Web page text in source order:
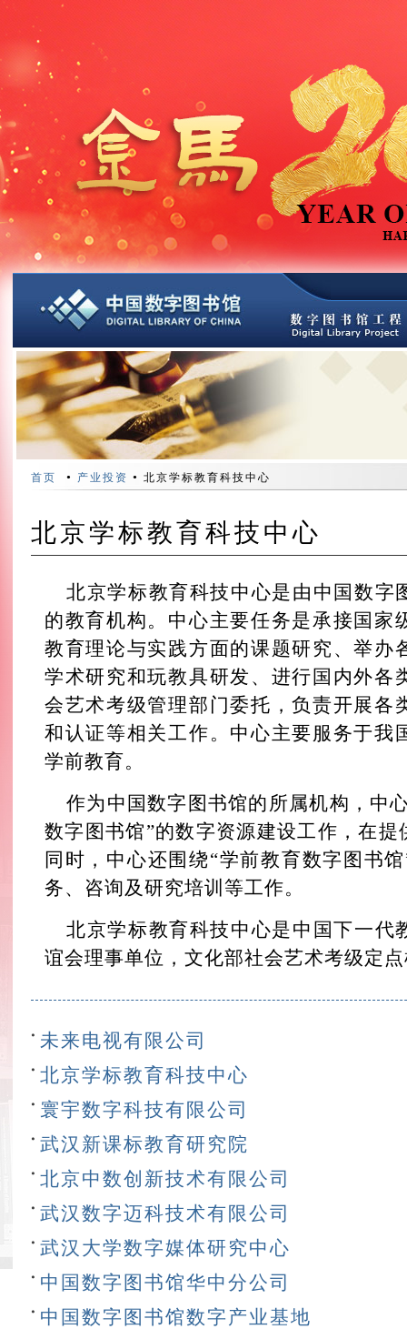
首页 • 产业投资 • 北京学标教育科技中心
北京学标教育科技中心
北京学标教育科技中心是由中国数字
的教育机构。中心主要任务是承接国家
教育理论与实践方面的课题研究、举办
学术研究和玩教具研发、进行国内外各
会艺术考级管理部门委托，负责开展各
和认证等相关工作。中心主要服务于我
学前教育。
作为中国数字图书馆的所属机构，中
数字图书馆”的数字资源建设工作，在
同时，中心还围绕“学前教育数字图书
务、咨询及研究培训等工作。
北京学标教育科技中心是中国下一代
谊会理事单位，文化部社会艺术考级定
未来电视有限公司
北京学标教育科技中心
寰宇数字科技有限公司
武汉新课标教育研究院
北京中数创新技术有限公司
武汉数字迈科技术有限公司
武汉大学数字媒体研究中心
中国数字图书馆华中分公司
中国数字图书馆数字产业基地